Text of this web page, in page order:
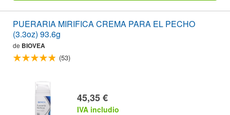
PUERARIA MIRIFICA CREMA PARA EL PECHO
(3.3oz) 93.6g
de BIOVEA
(53)
45,35 €
IVA includio